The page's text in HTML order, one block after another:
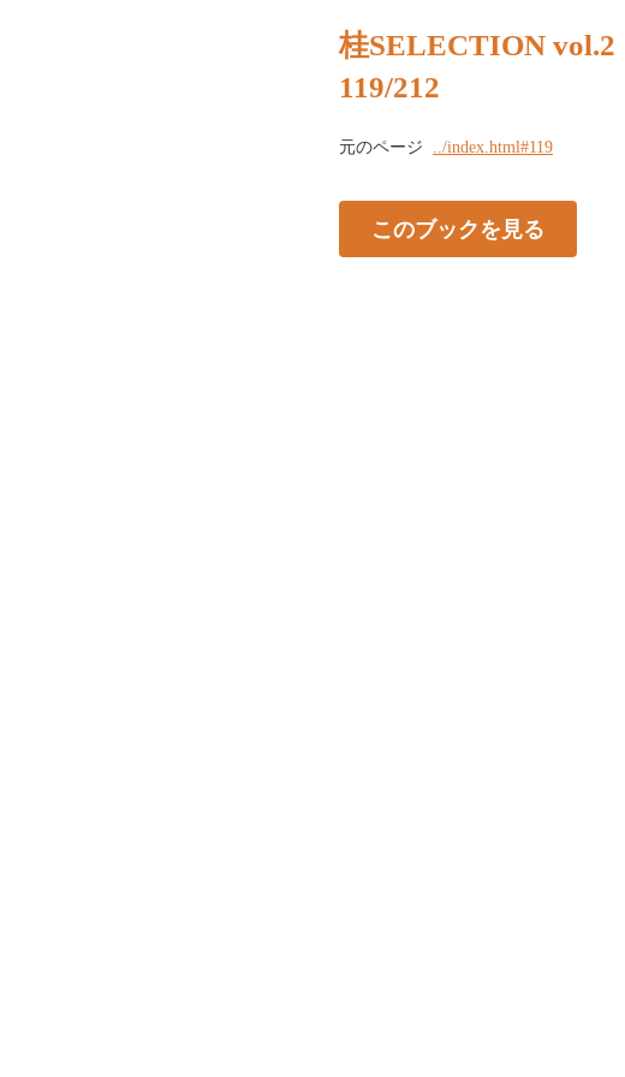
桂SELECTION vol.2
119/212
元のページ ../index.html#119
このブックを見る